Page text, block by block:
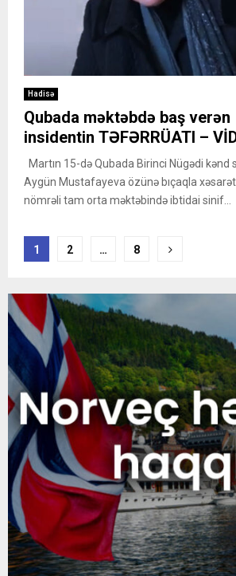
Hadisə
Qubada məktəbdə baş verən
insidentin TƏFƏRRÜATI –
Martın 15-də Qubada Birinci Nügədi kənd
Aygün Mustafayeva özünə bıçaqla xəsarət
nömrəli tam orta məktəbində ibtidai sinif...
Posts
1 2 … 8